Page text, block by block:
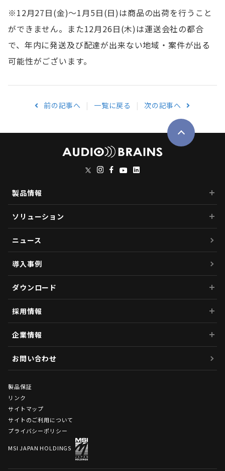
※12月27日(金)～1月5日(日)は商品の出荷を行うこと
ができません。また12月26日(木)は運送会社の都合
で、年内に発送及び配達が出来ない地域・案件が出る
可能性がございます。
前の記事へ 一覧に戻る 次の記事へ
製品情報
ソリューション
ニュース
導入事例
ダウンロード
採用情報
企業情報
お問い合わせ
製品保証
リンク
サイトマップ
サイトのご利用について
プライバシーポリシー
MSI JAPAN HOLDINGS